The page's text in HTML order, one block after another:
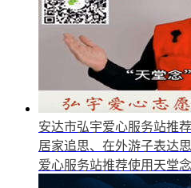
安达市弘宇爱心服务站推
居家追思、在外游子表达
爱心服务站推荐使用天堂